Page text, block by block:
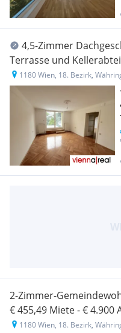
4,5-Zimmer
Terrasse und
1180 Wien, 18. Bezirk,
2-Zimmer-
€ 455,49 Miete - € 4.900